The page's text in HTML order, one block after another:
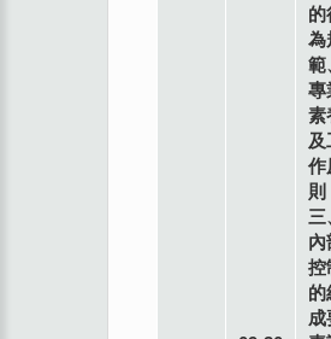
的
為
範
專
素
及
作
則
三
內
控
的
成